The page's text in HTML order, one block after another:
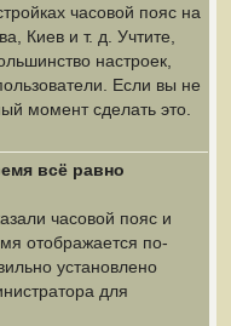
часовой пояс на
Киев и т. д. Учтите,
настроек,
Если вы не
момент сделать это.
всё равно
часовой пояс и
отображается по-
установлено
для